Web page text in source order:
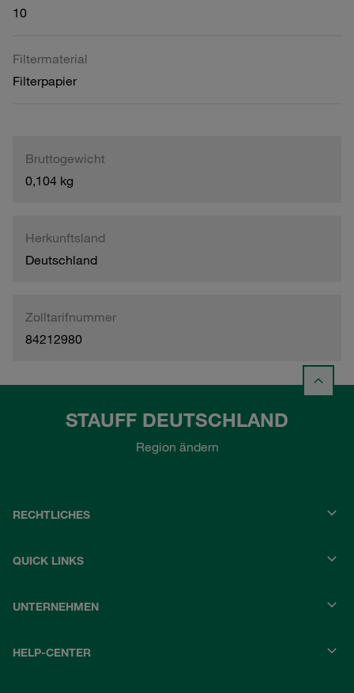
10
Filtermaterial
Filterpapier
Bruttogewicht
0,104 kg
Herkunftsland
Deutschland
Zolltarifnummer
84212980
STAUFF DEUTSCHLAND
Region ändern
RECHTLICHES
QUICK LINKS
UNTERNEHMEN
HELP-CENTER